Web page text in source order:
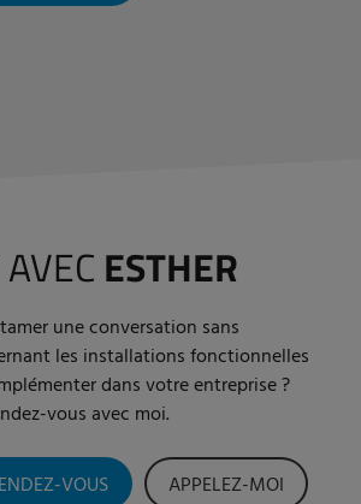
ESTHER
une conversation sans
les installations fonctionnelles
dans votre entreprise ?
vous avec moi.
VOUS APPELEZ-MOI